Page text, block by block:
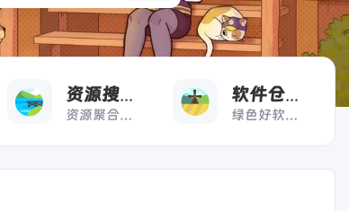
资源搜索
资源聚合搜索快人一步
软件仓库
绿色好软极速下载